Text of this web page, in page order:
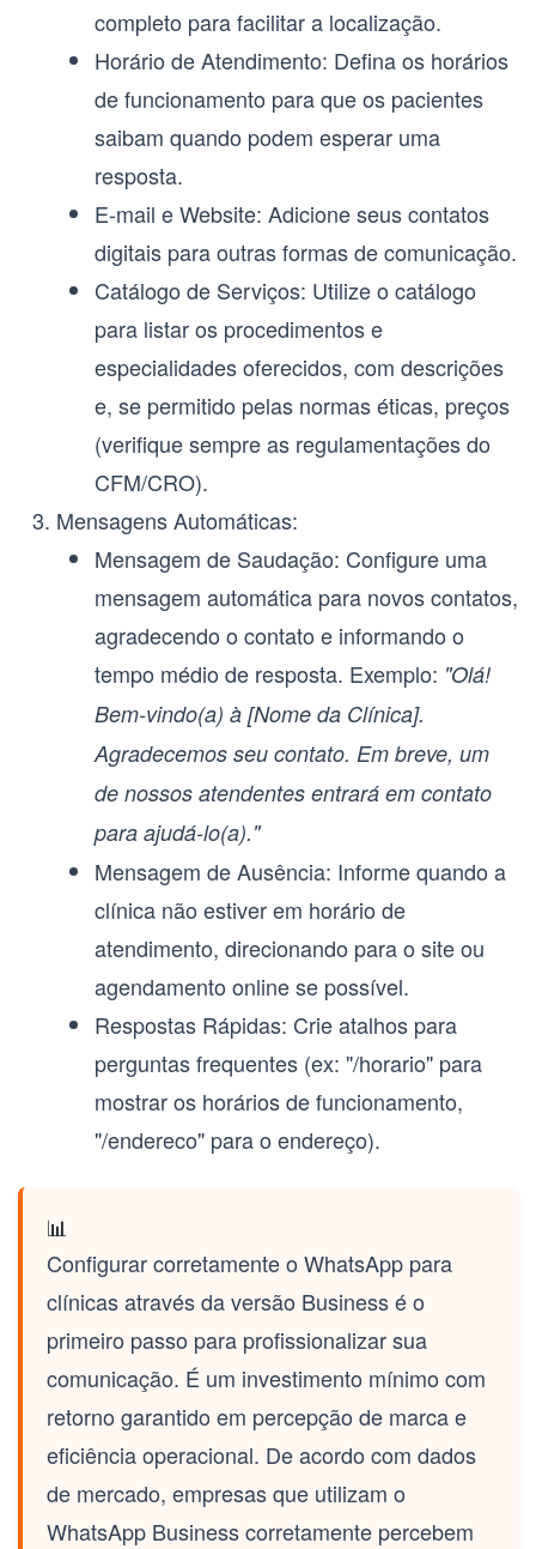
completo para facilitar a localização.
Horário de Atendimento: Defina os horários
de funcionamento para que os pacientes
saibam quando podem esperar uma
resposta.
E-mail e Website: Adicione seus contatos
digitais para outras formas de comunicação.
Catálogo de Serviços: Utilize o catálogo
para listar os procedimentos e
especialidades oferecidos, com descrições
e, se permitido pelas normas éticas, preços
(verifique sempre as regulamentações do
CFM/CRO).
Mensagens Automáticas:
Mensagem de Saudação: Configure uma
mensagem automática para novos contatos,
agradecendo o contato e informando o
tempo médio de resposta. Exemplo: "Olá!
Bem-vindo(a) à [Nome da Clínica].
Agradecemos seu contato. Em breve, um
de nossos atendentes entrará em contato
para ajudá-lo(a)."
Mensagem de Ausência: Informe quando a
clínica não estiver em horário de
atendimento, direcionando para o site ou
agendamento online se possível.
Respostas Rápidas: Crie atalhos para
perguntas frequentes (ex: "/horario" para
mostrar os horários de funcionamento,
"/endereco" para o endereço).
📊
Configurar corretamente o WhatsApp para
clínicasatravés da versão Business é o
primeiro passo para profissionalizar sua
comunicação. É um investimento mínimo com
retorno garantido em percepção de marca e
eficiência operacional. De acordo com dados
de mercado, empresas que utilizam o
WhatsApp Business corretamente percebem